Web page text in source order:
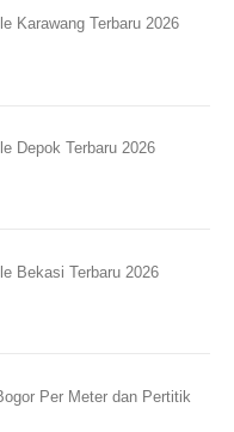
Karawang Terbaru 2026
Depok Terbaru 2026
Bekasi Terbaru 2026
Per Meter dan Pertitik